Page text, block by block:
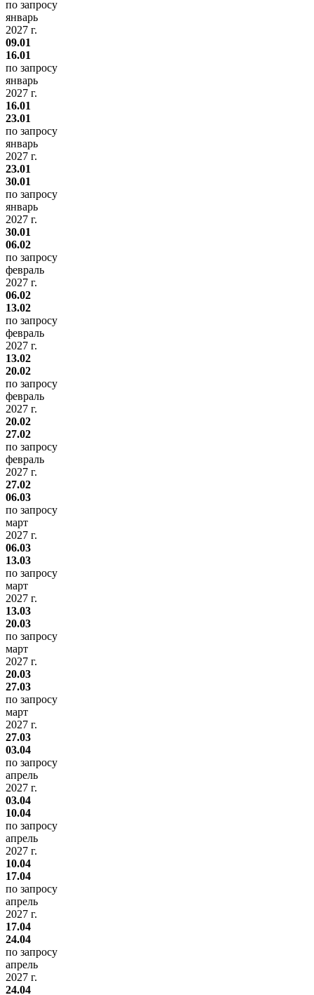
по запросу
январь
2027 г.
09.01
16.01
по запросу
январь
2027 г.
16.01
23.01
по запросу
январь
2027 г.
23.01
30.01
по запросу
январь
2027 г.
30.01
06.02
по запросу
февраль
2027 г.
06.02
13.02
по запросу
февраль
2027 г.
13.02
20.02
по запросу
февраль
2027 г.
20.02
27.02
по запросу
февраль
2027 г.
27.02
06.03
по запросу
март
2027 г.
06.03
13.03
по запросу
март
2027 г.
13.03
20.03
по запросу
март
2027 г.
20.03
27.03
по запросу
март
2027 г.
27.03
03.04
по запросу
апрель
2027 г.
03.04
10.04
по запросу
апрель
2027 г.
10.04
17.04
по запросу
апрель
2027 г.
17.04
24.04
по запросу
апрель
2027 г.
24.04